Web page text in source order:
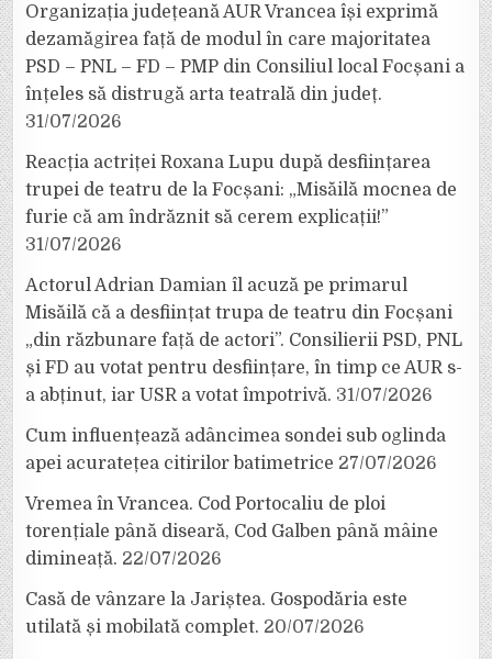
Organizația județeană AUR Vrancea își exprimă
dezamăgirea față de modul în care majoritatea
PSD – PNL – FD – PMP din Consiliul local Focșani a
înțeles să distrugă arta teatrală din județ.
31/07/2026
Reacția actriței Roxana Lupu după desființarea
trupei de teatru de la Focșani: „Misăilă mocnea de
furie că am îndrăznit să cerem explicații!”
31/07/2026
Actorul Adrian Damian îl acuză pe primarul
Misăilă că a desființat trupa de teatru din Focșani
„din răzbunare față de actori”. Consilierii PSD, PNL
și FD au votat pentru desființare, în timp ce AUR s-
a abținut, iar USR a votat împotrivă. 31/07/2026
Cum influențează adâncimea sondei sub oglinda
apei acuratețea citirilor batimetrice 27/07/2026
Vremea în Vrancea. Cod Portocaliu de ploi
torențiale până diseară, Cod Galben până mâine
dimineață. 22/07/2026
Casă de vânzare la Jariștea. Gospodăria este
utilată și mobilată complet. 20/07/2026